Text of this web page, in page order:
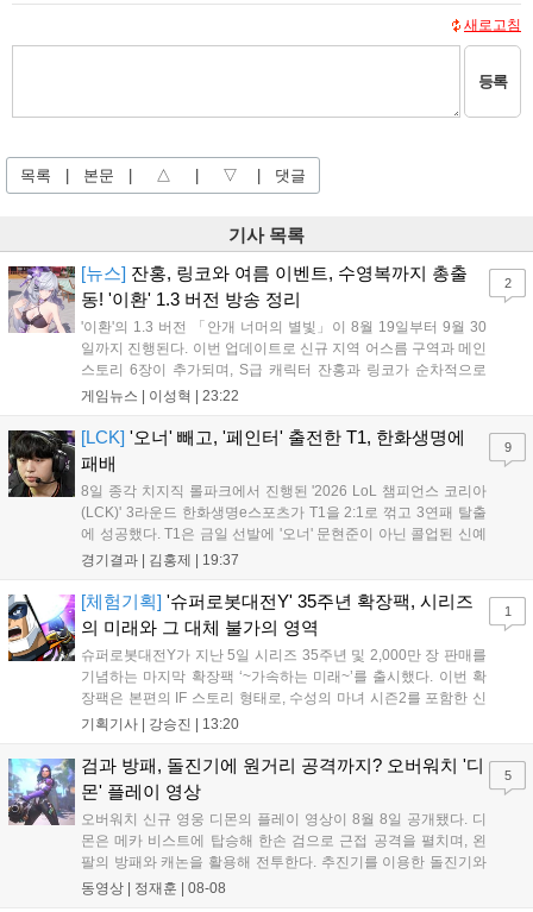
새로고침
등록
목록 | 본문 | △ | ▽ | 댓글
기사 목록
[뉴스] 잔홍, 링코와 여름 이벤트, 수영복까지 총출
동! '이환' 1.3 버전 방송 정리
'이환'의 1.3 버전 「안개 너머의 별빛」이 8월 19일부터 9월 30
일까지 진행된다. 이번 업데이트로 신규 지역 어스름 구역과 메인
스토리 6장이 추가되며, S급 캐릭터 잔홍과 링코가 순차적으로
등장한다. 여름 시즌을 맞아 비치발리볼, 수상 오토바이 등 다채
의성도 강화된다. 8월 11일까지 사용 가능한 교환 코드 3종이 제
공되며, 상세 일정은 공식 채널을 통해 확인할 수 있다....
게임뉴스 | 이성혁 | 23:22
2
[LCK] '오너' 빼고, '페인터' 출전한 T1, 한화생명에
패배
8일 종각 치지직 롤파크에서 진행된 '2026 LoL 챔피언스 코리아
(LCK)' 3라운드 한화생명e스포츠가 T1을 2:1로 꺾고 3연패 탈출
에 성공했다. T1은 금일 선발에 '오너' 문현준이 아닌 콜업된 신예
'페인터' 김은후를 투입했지만, 결국 1:2로 패배하고 말았다. T1은
을 빼냈다....
경기결과 | 김홍제 | 19:37
9
[체험기획] '슈퍼로봇대전Y' 35주년 확장팩, 시리즈
의 미래와 그 대체 불가의 영역
슈퍼로봇대전Y가 지난 5일 시리즈 35주년 및 2,000만 장 판매를
기념하는 마지막 확장팩 ‘~가속하는 미래~’를 출시했다. 이번 확
장팩은 본편의 IF 스토리 형태로, 수성의 마녀 시즌2를 포함한 신
규 참전작과 크로스오버 합체기를 선보이며 작품을 완결 짓는다.
하는 몰입감 있는 서사와 조합을 구현하며 시리즈의 미래를 향한
새로운 가능성을 제시했다....
기획기사 | 강승진 | 13:20
1
검과 방패, 돌진기에 원거리 공격까지? 오버워치 '디
몬' 플레이 영상
오버워치 신규 영웅 디몬의 플레이 영상이 8월 8일 공개됐다. 디
몬은 메카 비스트에 탑승해 한손 검으로 근접 공격을 펼치며, 왼
팔의 방패와 캐논을 활용해 전투한다. 추진기를 이용한 돌진기와
참격 형태의 궁극기를 보유했고, 메카 파괴 시 맨몸으로 기관총을
동영상 | 정재훈 | 08-08
5